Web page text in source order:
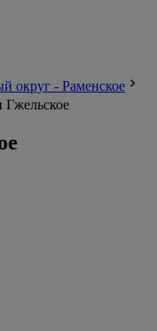
округ - Раменское
Гжельское